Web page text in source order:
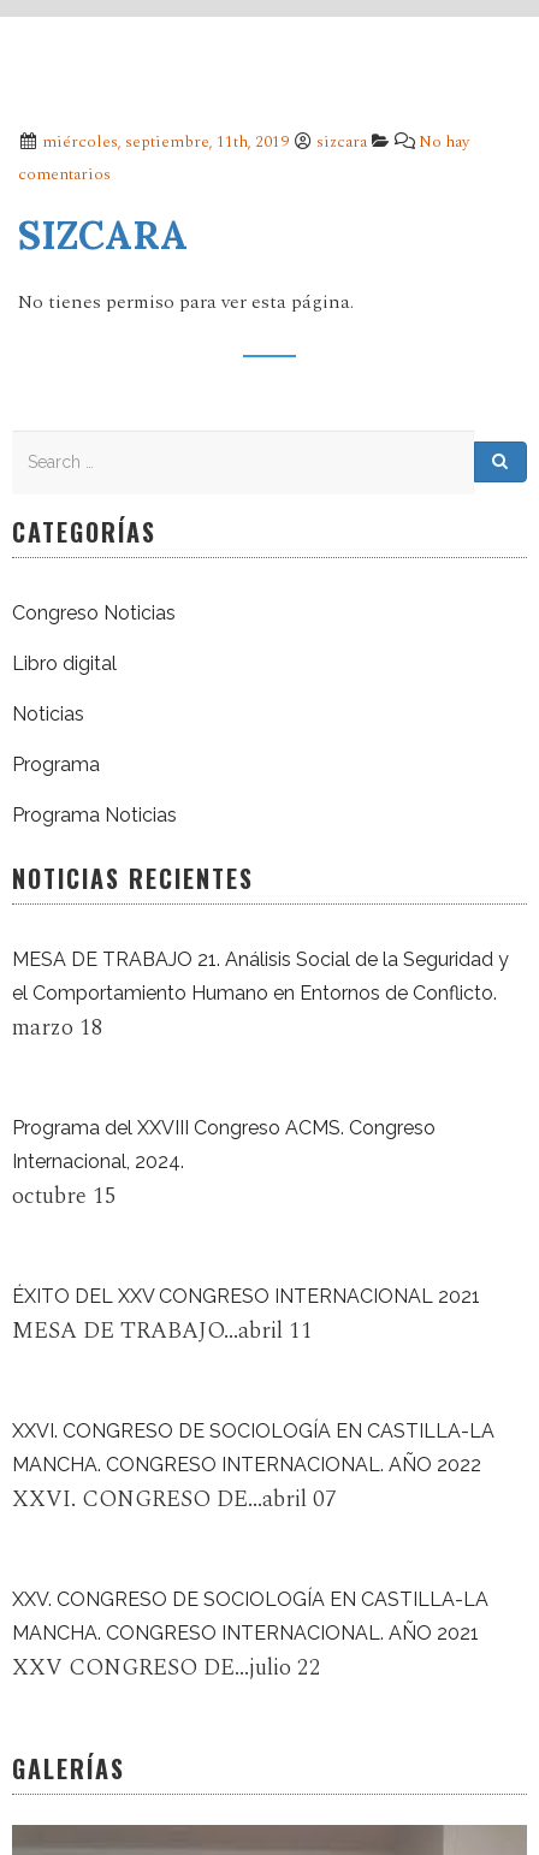
miércoles, septiembre, 11th, 2019 sizcara
No hay
comentarios
SIZCARA
No tienes permiso para ver esta página.
CATEGORÍAS
Congreso Noticias
Libro digital
Noticias
Programa
Programa Noticias
NOTICIAS RECIENTES
MESA DE TRABAJO 21. Análisis Social de la Seguridad y
el Comportamiento Humano en Entornos de Conflicto.
marzo 18
Programa del XXVIII Congreso ACMS. Congreso
Internacional, 2024.
octubre 15
ÉXITO DEL XXV CONGRESO INTERNACIONAL 2021
MESA DE TRABAJO...abril 11
XXVI. CONGRESO DE SOCIOLOGÍA EN CASTILLA-LA
MANCHA. CONGRESO INTERNACIONAL. AÑO 2022
XXVI. CONGRESO DE...abril 07
XXV. CONGRESO DE SOCIOLOGÍA EN CASTILLA-LA
MANCHA. CONGRESO INTERNACIONAL. AÑO 2021
XXV CONGRESO DE...julio 22
GALERÍAS